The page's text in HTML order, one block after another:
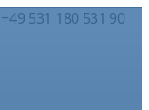
+49 531 180 531 90